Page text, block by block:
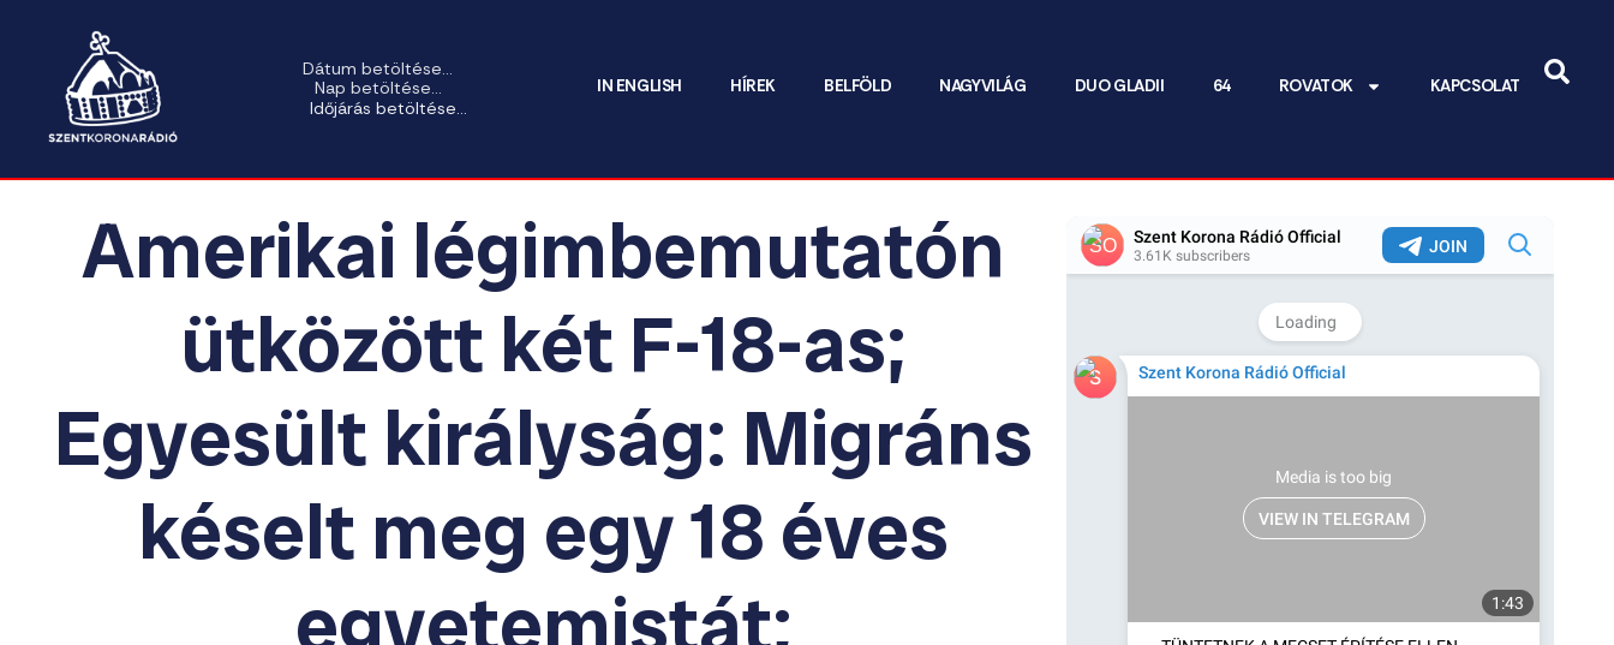
Dátum betöltése...
Nap betöltése...
Időjárás betöltése...
IN ENGLISH HÍREK BELFÖLD NAGYVILÁG DUO GLADII 64 ROVATOK KAPCSOLAT
Amerikai légimbemutatón
ütközött két F-18-as;
Egyesült királyság: Migráns
késelt meg egy 18 éves